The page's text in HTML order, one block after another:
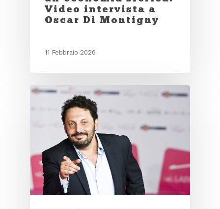
Video intervista a
Oscar Di Montigny
11 Febbraio 2026